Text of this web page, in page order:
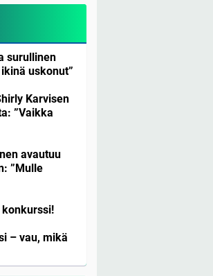
surullinen
uskonut”
Karvisen
”Vaikka
avautuu
”Mulle
– vau, mikä